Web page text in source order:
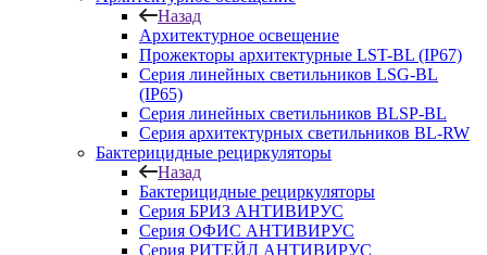
Назад
Архитектурное освещение
Прожекторы архитектурные LST-BL (IP67)
Серия линейных светильников LSG-BL
(IP65)
Серия линейных светильников BLSP-BL
Серия архитектурных светильников BL-RW
Бактерицидные рециркуляторы
Назад
Бактерицидные рециркуляторы
Серия БРИЗ АНТИВИРУС
Серия ОФИС АНТИВИРУС
Серия РИТЕЙЛ АНТИВИРУС